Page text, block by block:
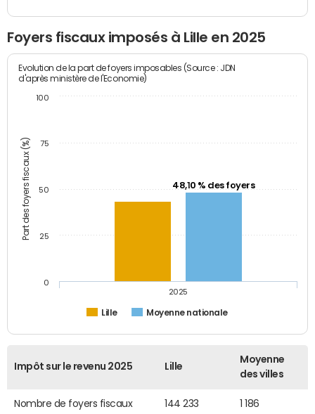
Foyers fiscaux imposés à Lille en 2025
Part des foyers fiscaux (%)
Evolution de la part de foyers imposables (Source : JDN
d'après ministère de l'Economie)
48,10 % des foyers
Lille Moyenne nationale
2025
0
25
50
75
100
Impôt sur le revenu 2025 Lille
Moyenne
des villes
Nombre de foyers fiscaux 144 233 1 186